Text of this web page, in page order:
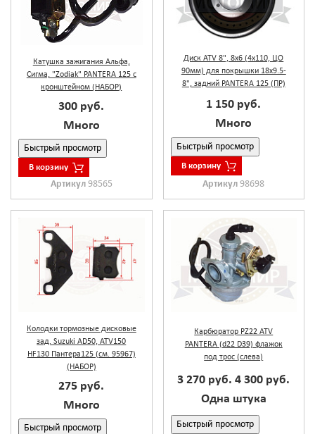
Катушка зажигания Альфа,
Сигма, "Zodiak" PANTERA 125 с
кронштейном (НАБОР)
300 руб.
Много
Быстрый просмотр
В корзину
Артикул 98565
Диск ATV 8", 8х6 (4х110, ЦО
90мм) для покрышки 18х9.5-
8", задний PANTERA 125 (ПР)
1 150 руб.
Много
Быстрый просмотр
В корзину
Артикул98698
Колодки тормозные дисковые
зад. Suzuki AD50, ATV150
НF130 Пантера125 (см. 95967)
(НАБОР)
275 руб.
Много
Быстрый просмотр
Карбюратор PZ22 ATV
PANTERA (d22 D39) флажок
под трос (слева)
3 270 руб.4 300 руб.
Одна штука
Быстрый просмотр